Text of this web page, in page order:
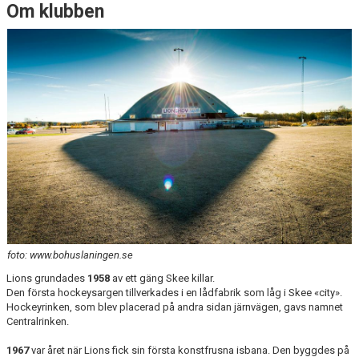
POLICY
KONTAKTPERSONER
KONTAKT/HITTA HIT
MEDLEMSFÖRMÅNER
ISTIDER
MATCHER
TEAM SHOP
Om klubben
foto: www.bohuslaningen.se
Lions grundades 1958 av ett gäng Skee killar.
Den första hockeysargen tillverkades i en lådfabrik som låg i Skee «city».
Hockeyrinken, som blev placerad på andra sidan järnvägen, gavs namnet
Centralrinken.
1967var året när Lions fick sin första konstfrusna isbana. Den byggdes på